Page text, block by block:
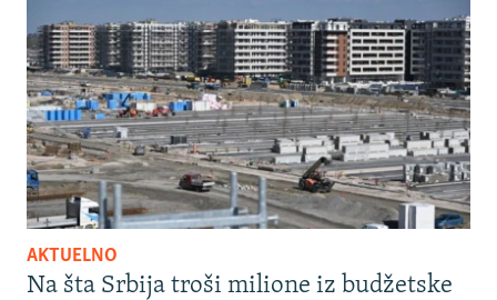
AKTUELNO
Na šta Srbija troši milione iz budžetske